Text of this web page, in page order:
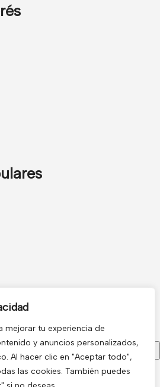
mejorar tu experiencia de
y anuncios personalizados,
Al hacer clic en "Aceptar todo",
las cookies. También puedes
novedades
y promociones.